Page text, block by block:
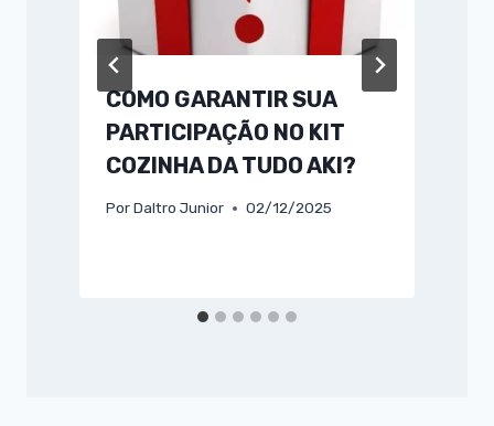
COMO GARANTIR SUA
PARTICIPAÇÃO NO KIT
COZINHA DA TUDO AKI?
PorDaltro Junior 02/12/2025